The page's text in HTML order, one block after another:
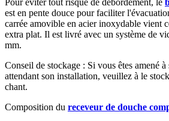
Pour éviter tout risque de débordement, le
est en pente douce pour faciliter
carrée amovible en acier inoxydable vient
extra plat. Il est livré avec un système de
mm.
Conseil de stockage : Si vous êtes amené
attendant son installation, veuillez à le
chant.
Composition du receveur de douche